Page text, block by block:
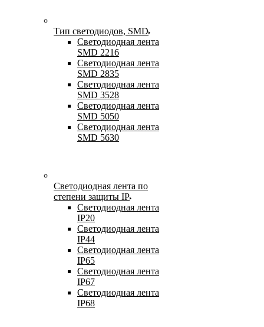
Тип светодиодов, SMD
Cветодиодная лента
SMD 2216
Светодиодная лента
SMD 2835
Светодиодная лента
SMD 3528
Светодиодная лента
SMD 5050
Светодиодная лента
SMD 5630
Светодиодная лента по
степени защиты IP
Светодиодная лента
IP20
Светодиодная лента
IP44
Светодиодная лента
IP65
Светодиодная лента
IP67
Светодиодная лента
IP68